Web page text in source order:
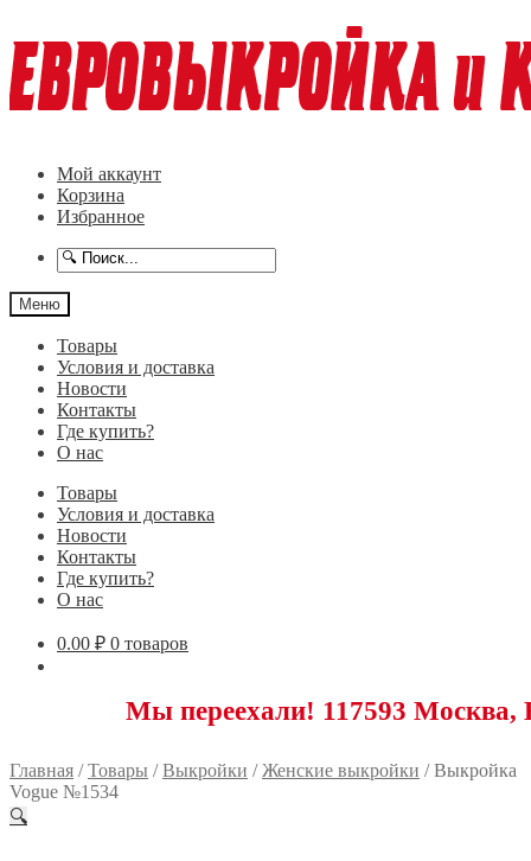
к
навигации
к
содержимому
Мой аккаунт
Корзина
Избранное
Меню
Товары
Условия и доставка
Новости
Контакты
Где купить?
О нас
Товары
Условия и доставка
Новости
Контакты
Где купить?
О нас
0.00 ₽ 0 товаров
Мы переехали! 117593 Москва,
Главная /Товары /Выкройки /Женские выкройки /Выкройка
Vogue №1534
🔍